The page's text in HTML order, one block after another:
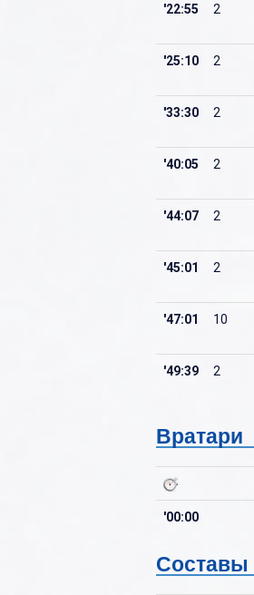
'22:55 2
'25:10 2
'33:30 2
'40:05 2
'44:07 2
'45:01 2
'47:01 10
'49:39 2
Вратари
'00:00
Составы